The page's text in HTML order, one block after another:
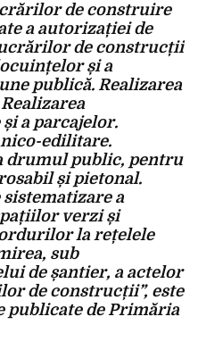
de construire
a autorizației de
de construcții
și a
publică. Realizarea
a parcajelor.
edilitare.
drumul public, pentru
și pietonal.
a
verzi și
la rețelele
sub
de șantier, a actelor
de construcții”, este
publicate de Primăria